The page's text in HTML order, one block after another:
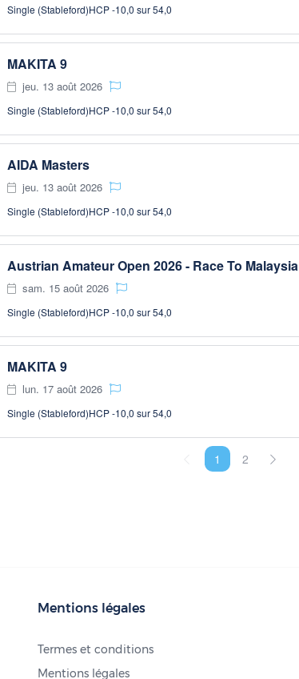
Single (Stableford)HCP -10,0 sur 54,0
MAKITA 9
jeu. 13 août 2026
Single (Stableford)HCP -10,0 sur 54,0
AIDA Masters
jeu. 13 août 2026
Single (Stableford)HCP -10,0 sur 54,0
Austrian Amateur Open 2026 - Race To Malaysia
sam. 15 août 2026
Single (Stableford)HCP -10,0 sur 54,0
MAKITA 9
lun. 17 août 2026
Single (Stableford)HCP -10,0 sur 54,0
1 2
Mentions légales
Termes et conditions
Mentions légales